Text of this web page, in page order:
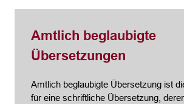
Amtlich beglaubigte
Übersetzungen
Amtlich beglaubigte Übersetzung ist
für eine schriftliche Übersetzung,